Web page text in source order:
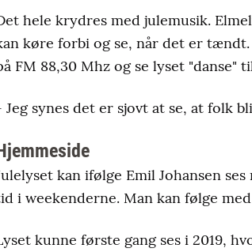
hele krydres med julemusik.
køre forbi og se, når det er
FM 88,30 Mhz og se lyset "danse"
Jeg synes det er sjovt at se, at folk
kan ifølge Emil Johansen
i weekenderne. Man kan følge
kunne første gang ses i 2019,